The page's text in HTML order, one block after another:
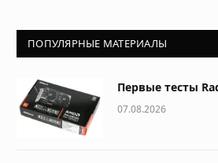
ПОПУЛЯРНЫЕ МАТЕРИАЛЫ
Первые тесты
07.08.2026